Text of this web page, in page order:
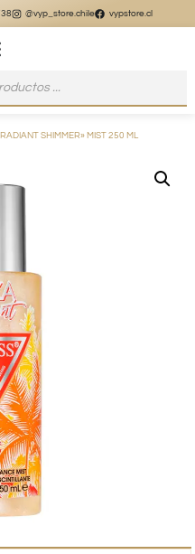
vypstore.cl
SHIMMER» MIST 250 ML